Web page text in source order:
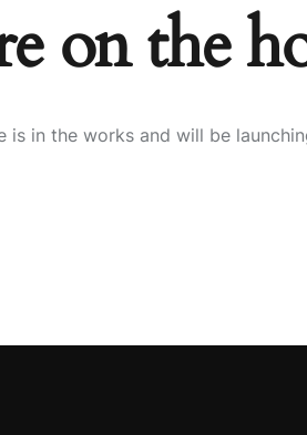
on the
is in the works and will be